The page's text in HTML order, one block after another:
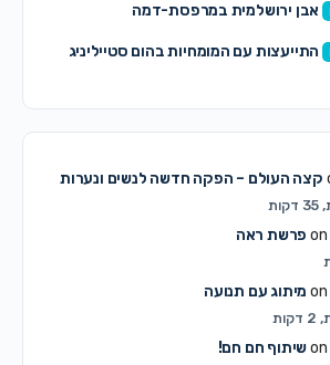
אבן ירושלמית במרפסת-דמה
התייעצות עם המומחיות בהום סטייליניג
קצה העולם – הפקה חדשה לנשים ונערות
פרשת ראה
מיתוג עם תנועה
שיתוף חם חם!